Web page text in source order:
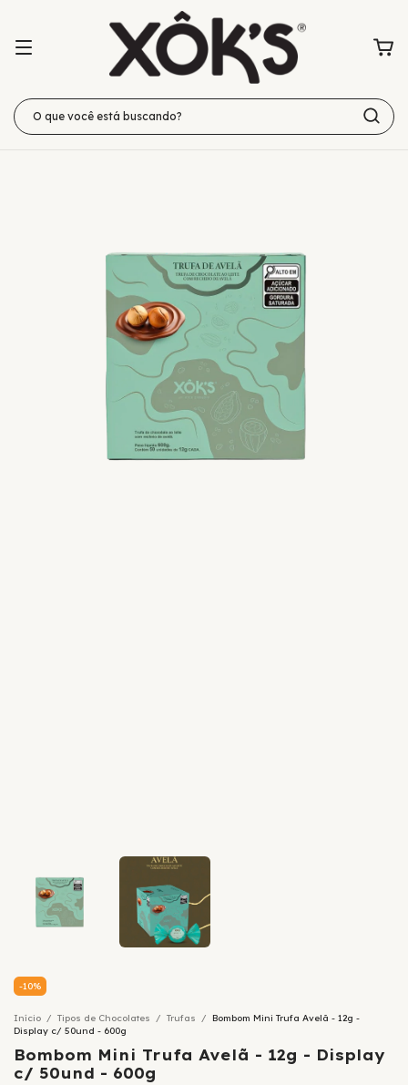
-10%
Início / Tipos de Chocolates / Trufas / Bombom Mini Trufa Avelã - 12g -
Display c/ 50und - 600g
Bombom Mini Trufa Avelã - 12g - Display
c/ 50und - 600g